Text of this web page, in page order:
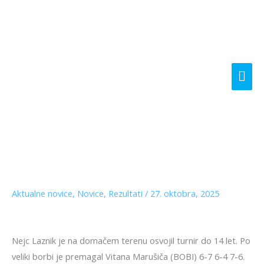
Aktualne novice, Novice, Rezultati / 27. oktobra, 2025
Nejc Laznik je na domačem terenu osvojil turnir do 14 let. Po
veliki borbi je premagal Vitana Marušiča (BOBI) 6-7 6-4 7-6.